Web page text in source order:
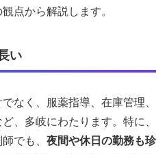
点から解説します。
い
なく、服薬指導、在庫管理、
、多岐にわたります。特に、
でも、 夜間や休日の勤務も珍